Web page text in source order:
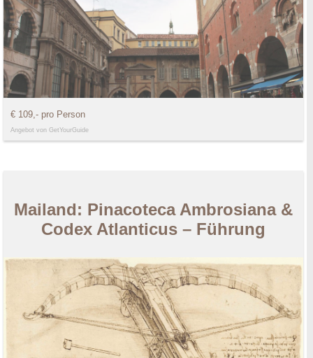
€ 109,- pro Person
Angebot von GetYourGuide
Mailand: Pinacoteca Ambrosiana &
Codex Atlanticus – Führung